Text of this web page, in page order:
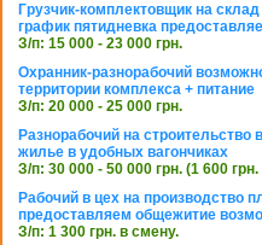
Грузчик-комплектовщик на
график пятидневка
З/п: 15 000 - 23 000 грн.
Охранник-разнорабочий
территории комплекса + питание
З/п: 20 000 - 25 000 грн.
Разнорабочий на
жилье в удобных вагончиках
З/п: 30 000 - 50 000 грн. (1 600
Рабочий в цех на производство
предоставляем общежитие
З/п: 1 300 грн. в смену.